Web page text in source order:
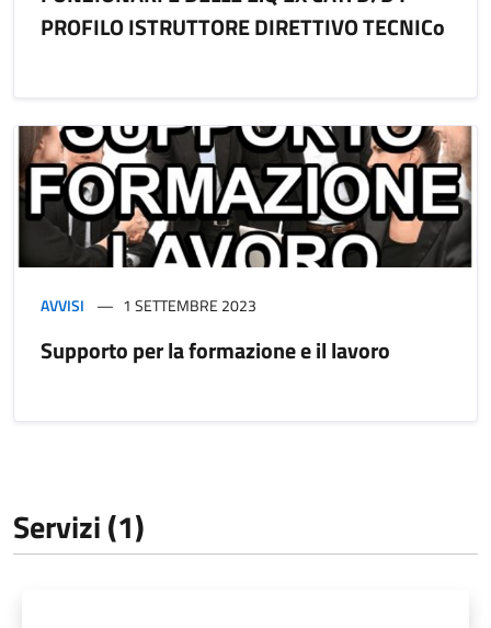
PROFILO ISTRUTTORE DIRETTIVO TECNICo
AVVISI 1 SETTEMBRE 2023
Supporto per la formazione e il lavoro
Servizi (1)